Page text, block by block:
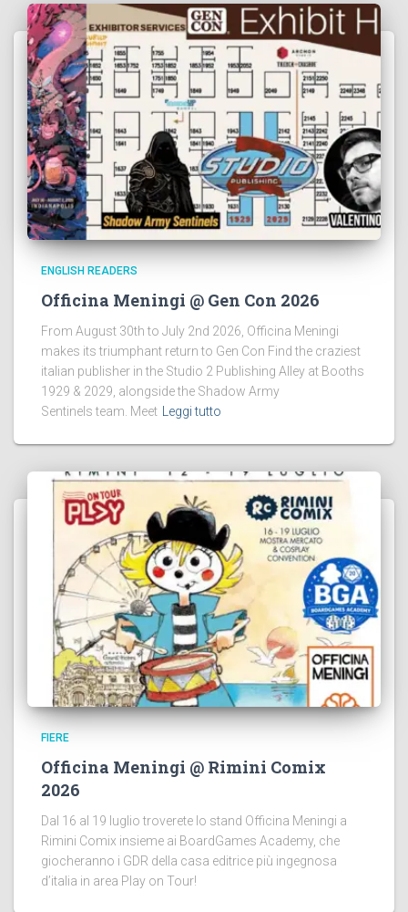
ENGLISH READERS
Officina Meningi @ Gen Con 2026
From August 30th to July 2nd 2026, Officina Meningi
makes its triumphant return to Gen Con Find the craziest
italian publisher in the Studio 2 Publishing Alley at Booths
1929 & 2029, alongside the Shadow Army
Sentinels team. Meet
Leggi tutto
FIERE
Officina Meningi @ Rimini Comix
2026
Dal 16 al 19 luglio troverete lo stand Officina Meningi a
Rimini Comix insieme ai BoardGames Academy, che
giocheranno i GDR della casa editrice più ingegnosa
d’italia in area Play on Tour!